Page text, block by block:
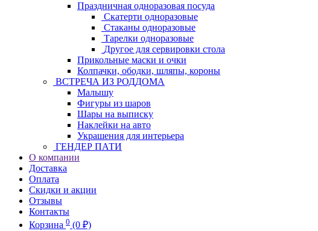
Праздничная одноразовая посуда
Скатерти одноразовые
Стаканы одноразовые
Тарелки одноразовые
Другое для сервировки стола
Прикольные маски и очки
Колпачки, ободки, шляпы, короны
ВСТРЕЧА ИЗ РОДДОМА
Малышу
Фигуры из шаров
Шары на выписку
Наклейки на авто
Украшения для интерьера
ГЕНДЕР ПАТИ
О компании
Доставка
Оплата
Скидки и акции
Отзывы
Контакты
Корзина 0 (0 ₽)